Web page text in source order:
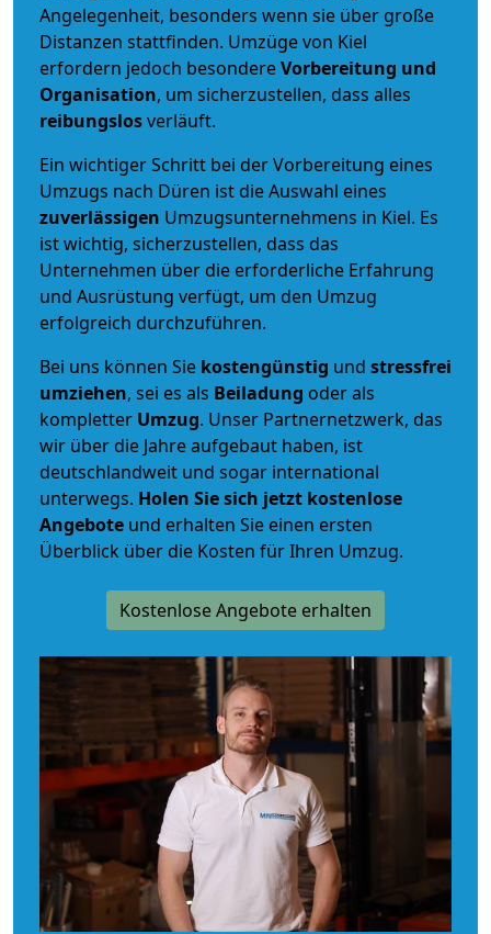
Angelegenheit, besonders wenn sie über große
Distanzen stattfinden. Umzüge von Kiel
erfordern jedoch besondereVorbereitung und
Organisation, um sicherzustellen, dass alles
reibungslosverläuft.
Ein wichtiger Schritt bei der Vorbereitung eines
Umzugs nach Düren ist die Auswahl eines
zuverlässigen Umzugsunternehmens in Kiel. Es
ist wichtig, sicherzustellen, dass das
Unternehmen über die erforderliche Erfahrung
und Ausrüstung verfügt, um den Umzug
erfolgreich durchzuführen.
Bei uns können Sie kostengünstig und stressfrei
umziehen, sei es als Beiladung oder als
kompletter Umzug. Unser Partnernetzwerk, das
wir über die Jahre aufgebaut haben, ist
deutschlandweit und sogar international
unterwegs. Holen Sie sich jetzt kostenlose
Angebote und erhalten Sie einen ersten
Überblick über die Kosten für Ihren Umzug.
Kostenlose Angebote erhalten